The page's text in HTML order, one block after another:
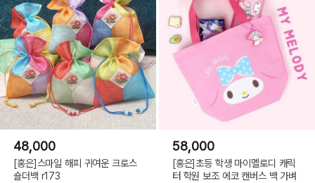
48,000
[홍은]스마일 해피 귀여운 크로스
숄더백 r173
58,000
[홍은]초등 학생 마이멜로디 캐릭
터 학원 보조 에코 캔버스 백 가벼